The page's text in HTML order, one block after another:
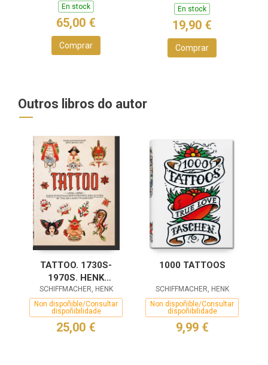
En stock
65,00 €
Comprar
BERNAL, SERGI
En stock
19,90 €
Comprar
Outros libros do autor
TATTOO. 1730S-
1970S. HENK
SCHIFFMACHER'S
PRIVATE
COLLECTION. 40TH
ED.
SCHIFFMACHER, HENK
Non dispoñible/Consultar
dispoñibilidade
25,00 €
1000 TATTOOS
SCHIFFMACHER, HENK
Non dispoñible/Consultar
dispoñibilidade
9,99 €